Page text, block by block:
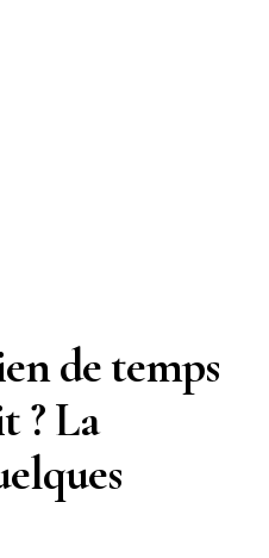
de temps
? La